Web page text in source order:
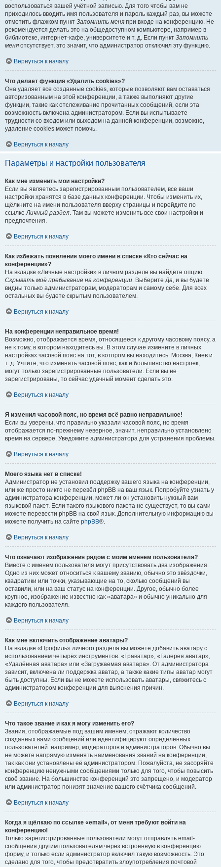
воспользоваться вашей учётной записью. Для того чтобы вам не
приходилось вводить имя пользователя и пароль каждый раз, вы можете
отметить флажком пункт Запомнить меня при входе на конференцию. Не
рекомендуется делать это на общедоступном компьютере, например в
библиотеке, интернет-кафе, университете и т. д. Если пункт Запомнить
меня отсутствует, это значит, что администратор отключил эту функцию.
Вернуться к началу
Что делает функция «Удалить cookies»?
Она удаляет все созданные cookies, которые позволяют вам оставаться
авторизованным на этой конференции, а также выполняют другие
функции, такие как отслеживание прочитанных сообщений, если эта
возможность включена администратором. Если вы испытываете
трудности со входом или выходом на данной конференции, возможно,
удаление cookies может помочь.
Вернуться к началу
Параметры и настройки пользователя
Как мне изменить мои настройки?
Если вы являетесь зарегистрированным пользователем, все ваши
настройки хранятся в базе данных конференции. Чтобы изменить их,
щёлкните на имени пользователя вверху страницы и перейдите по
ссылкеЛичный раздел. Там вы можете изменить все свои настройки и
предпочтения.
Вернуться к началу
Как избежать появления моего имени в списке «Кто сейчас на
конференции»?
На вкладке «Личные настройки» в личном разделе вы найдёте опцию
Скрывать моё пребывание на конференции. ВыберитеДа, и вы будете
видны только администраторам, модераторам и самому себе. Для всех
остальных вы будете скрытым пользователем.
Вернуться к началу
На конференции неправильное время!
Возможно, отображается время, относящееся к другому часовому поясу, а
не к тому, в котором находитесь вы. В этом случае измените в личных
настройках часовой пояс на тот, в котором вы находитесь: Москва, Киев и
т. д. Учтите, что изменять часовой пояс, как и большинство настроек,
могут только зарегистрированные пользователи. Если вы не
зарегистрированы, то сейчас удачный момент сделать это.
Вернуться к началу
Я изменил часовой пояс, но время всё равно неправильное!
Если вы уверены, что правильно указали часовой пояс, но время
отображается по-прежнему неверное, значит, неправильно установлено
время на сервере. Уведомите администратора для устранения проблемы.
Вернуться к началу
Моего языка нет в списке!
Администратор не установил поддержку вашего языка на конференции,
или же просто никто не перевёл phpBB на ваш язык. Попробуйте узнать у
администратора конференции, может ли он установить нужный вам
языковой пакет. Если такого языкового пакета не существует, то вы сами
можете перевести phpBB на свой язык. Дополнительную информацию вы
можете получить на сайте phpBB®.
Вернуться к началу
Что означают изображения рядом с моим именем пользователя?
Вместе с именем пользователя могут присутствовать два изображения.
Одно из них может относиться к вашему званию, обычно это звёздочки,
квадратики или точки, указывающие на то, сколько сообщений вы
оставили, или на ваш статус на конференции. Другое, обычно более
крупное, изображение известно как «аватара» и обычно уникально для
каждого пользователя.
Вернуться к началу
Как мне включить отображение аватары?
На вкладке «Профиль» личного раздела вы можете добавить аватару с
использованием четырёх инструментов: «Граватар», «Галерея аватар»,
«Удалённая аватара» или «Загружаемая аватара». От администратора
зависит, включена ли поддержка аватар, а также какие типы аватар могут
быть доступны. Если вы не можете использовать аватары, свяжитесь с
администратором конференции для выяснения причин.
Вернуться к началу
Что такое звание и как я могу изменить его?
Звания, отображаемые под вашим именем, отражают количество
созданных вами сообщений или идентифицируют определённых
пользователей: например, модераторов и администраторов. Обычно вы
не можете напрямую изменять наименования званий на конференции,
так как они установлены её администратором. Пожалуйста, не засоряйте
конференцию ненужными сообщениями только для того, чтобы повысить
своё звание. На большинстве конференций это запрещено, и модератор
или администратор понизят значение вашего счётчика сообщений.
Вернуться к началу
Когда я щёлкаю по ссылке «email», от меня требуют войти на
конференцию!
Только зарегистрированные пользователи могут отправлять email-
сообщения другим пользователям через встроенную в конференцию
форму, и только если администратор включил такую возможность. Это
сделано для того, чтобы предотвратить злоупотребления почтовой